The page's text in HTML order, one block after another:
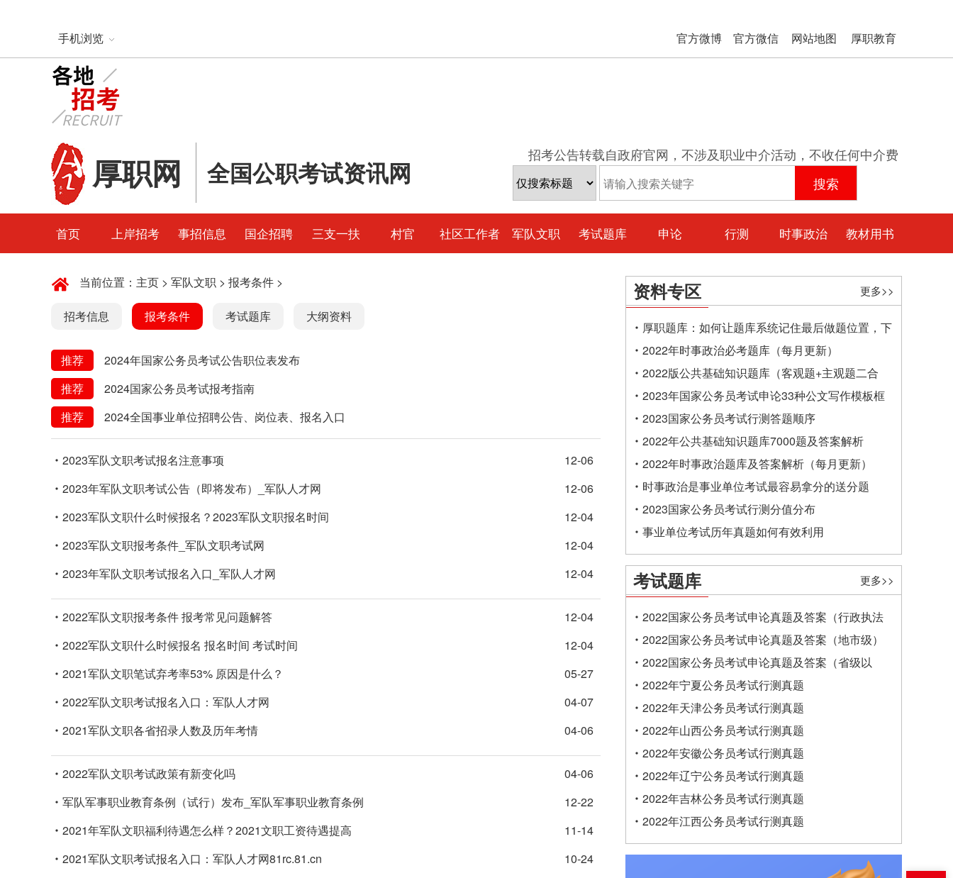
手机浏览 官方微博 官方微信 网站地图 厚职教育
厚职网 全国公职考试资讯网
招考公告转载自政府官网，不涉及职业中介活动，不收任何中介费
首页 上岸招考 事招信息 国企招聘 三支一扶 村官 社区工作者 军队文职 考试题库 申论 行测 时事政治 教材用书
当前位置： 主页 > 军队文职 > 报考条件 >
招考信息 报考条件 考试题库 大纲资料
推荐
2024年国家公务员考试公告职位表发布
推荐
2024国家公务员考试报考指南
推荐
2024全国事业单位招聘公告、岗位表、报名入口
2023军队文职考试报名注意事项
12-06
2023年军队文职考试公告（即将发布）_军队人才网
12-06
2023军队文职什么时候报名？2023军队文职报名时间
12-04
2023军队文职报考条件_军队文职考试网
12-04
2023年军队文职考试报名入口_军队人才网
12-04
2022军队文职报考条件 报考常见问题解答
12-04
2022军队文职什么时候报名 报名时间 考试时间
12-04
2021军队文职笔试弃考率53% 原因是什么？
05-27
2022军队文职考试报名入口：军队人才网
04-07
2021军队文职各省招录人数及历年考情
04-06
2022军队文职考试政策有新变化吗
04-06
军队军事职业教育条例（试行）发布_军队军事职业教育条例
12-22
2021年军队文职福利待遇怎么样？2021文职工资待遇提高
11-14
2021军队文职考试报名入口：军队人才网81rc.81.cn
10-24
资料专区 更多>>
厚职题库：如何让题库系统记住最后做题位置，下
一次进入后可接续做题？
2022年时事政治必考题库（每月更新）
2022版公共基础知识题库（客观题+主观题二合
一）
2023年国家公务员考试申论33种公文写作模板框
架
2023国家公务员考试行测答题顺序
2022年公共基础知识题库7000题及答案解析
2022年时事政治题库及答案解析（每月更新）
时事政治是事业单位考试最容易拿分的送分题
2023国家公务员考试行测分值分布
事业单位考试历年真题如何有效利用
考试题库 更多>>
2022国家公务员考试申论真题及答案（行政执法
类）
2022国家公务员考试申论真题及答案（地市级）
2022国家公务员考试申论真题及答案（省级以
上）
2022年宁夏公务员考试行测真题
2022年天津公务员考试行测真题
2022年山西公务员考试行测真题
2022年安徽公务员考试行测真题
2022年辽宁公务员考试行测真题
2022年吉林公务员考试行测真题
2022年江西公务员考试行测真题